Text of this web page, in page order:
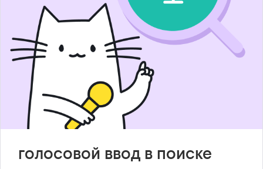
голосовой ввод в поиске